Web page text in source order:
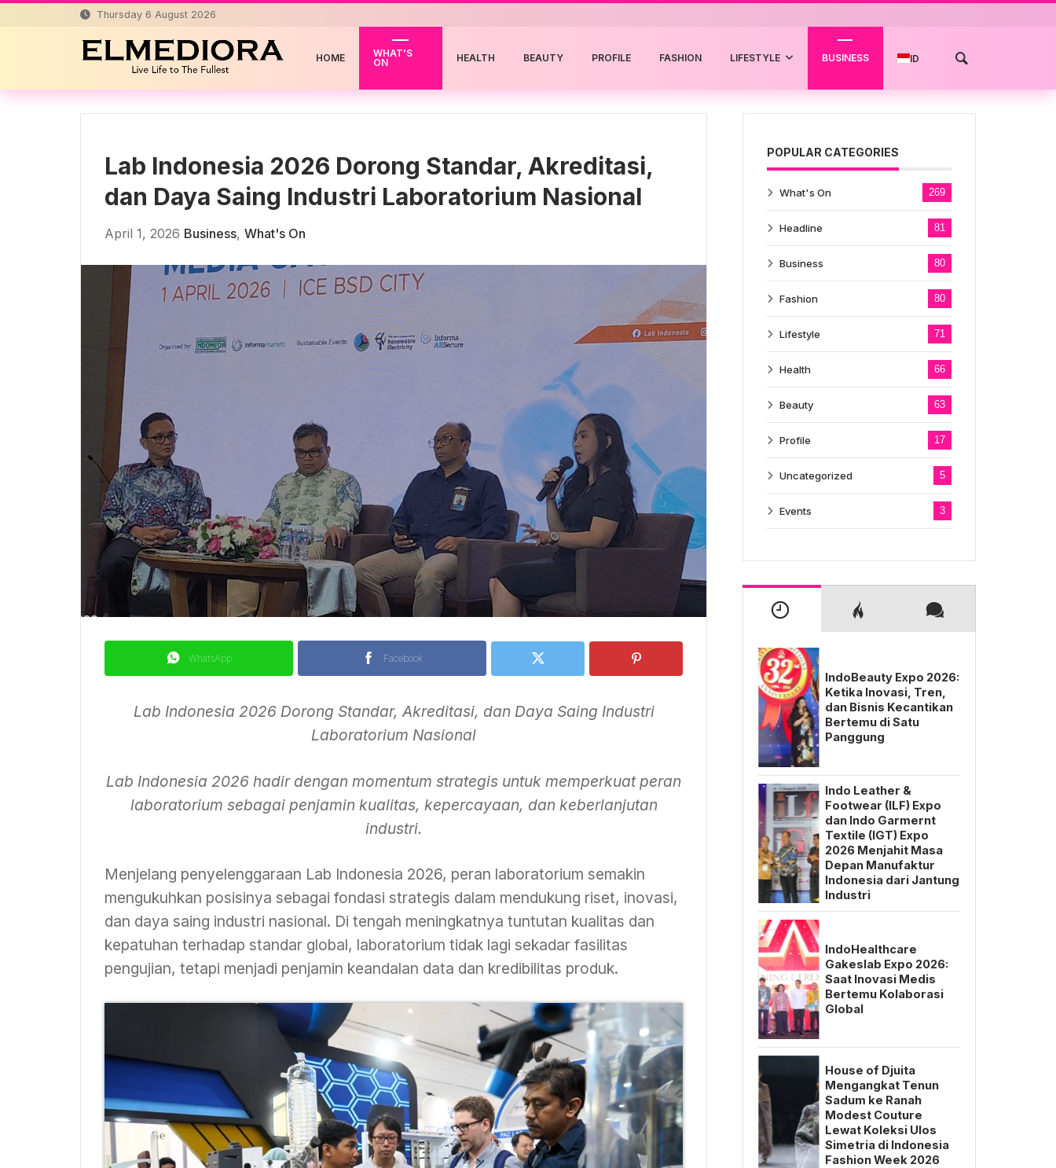
Skip
Thursday 6 August 2026
HOME
WHAT’S
ON
HEALTH BEAUTY PROFILE FASHION LIFESTYLE BUSINESS ID
Lab Indonesia 2026 Dorong Standar, Akreditasi,
dan Daya Saing Industri Laboratorium Nasional
April 1, 2026 Business, What's On
WhatsApp Facebook
Lab Indonesia 2026 Dorong Standar, Akreditasi, dan Daya Saing Industri
Laboratorium Nasional
Lab Indonesia 2026 hadir dengan momentum strategis untuk memperkuat peran
laboratorium sebagai penjamin kualitas, kepercayaan, dan keberlanjutan
industri.
Menjelang penyelenggaraan Lab Indonesia 2026, peran laboratorium semakin
mengukuhkan posisinya sebagai fondasi strategis dalam mendukung riset, inovasi,
dan daya saing industri nasional. Di tengah meningkatnya tuntutan kualitas dan
kepatuhan terhadap standar global, laboratorium tidak lagi sekadar fasilitas
pengujian, tetapi menjadi penjamin keandalan data dan kredibilitas produk.
POPULAR CATEGORIES
What's On 269
Headline 81
Business 80
Fashion 80
Lifestyle 71
Health 66
Beauty 63
Profile 17
Uncategorized 5
Events 3
IndoBeauty Expo 2026:
Ketika Inovasi, Tren,
dan Bisnis Kecantikan
Bertemu di Satu
Panggung
Indo Leather &
Footwear (ILF) Expo
dan Indo Garmernt
Textile (IGT) Expo
2026 Menjahit Masa
Depan Manufaktur
Indonesia dari Jantung
Industri
IndoHealthcare
Gakeslab Expo 2026:
Saat Inovasi Medis
Bertemu Kolaborasi
Global
House of Djuita
Mengangkat Tenun
Sadum ke Ranah
Modest Couture
Lewat Koleksi Ulos
Simetria di Indonesia
Fashion Week 2026